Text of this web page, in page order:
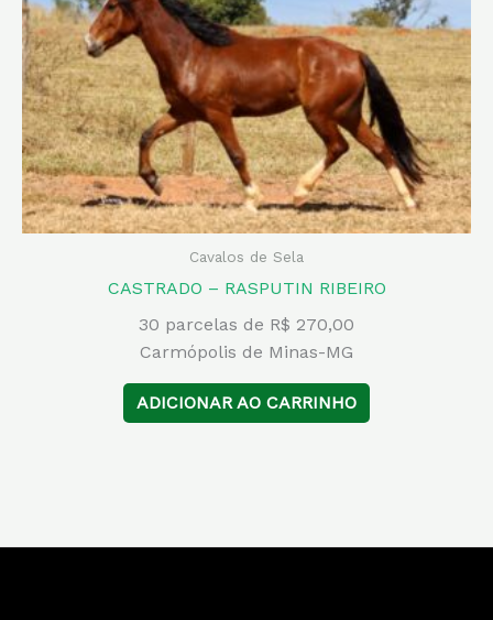
Cavalos de Sela
CASTRADO – RASPUTIN RIBEIRO
30 parcelas de R$ 270,00
Carmópolis de Minas-MG
ADICIONAR AO CARRINHO